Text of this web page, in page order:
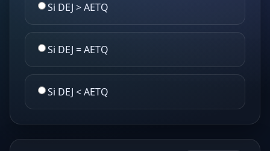
Si DEJ > AETQ
Si DEJ = AETQ
Si DEJ < AETQ